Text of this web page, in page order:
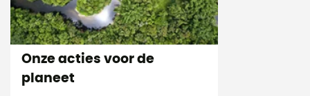
Onze acties voor de
planeet